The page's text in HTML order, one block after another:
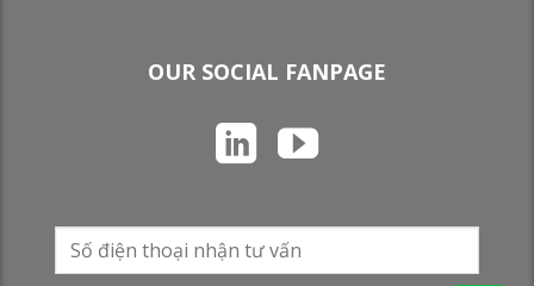
OUR SOCIAL FANPAGE